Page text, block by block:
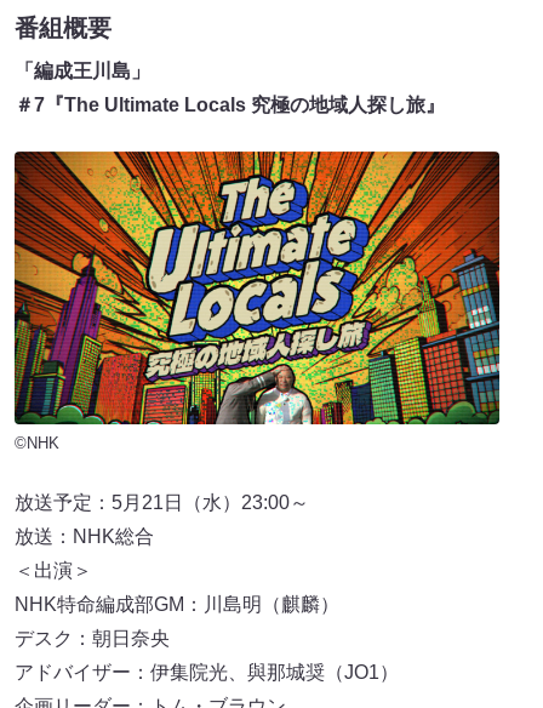
番組概要
「編成王川島」
＃7『The Ultimate Locals 究極の地域人探し旅』
©NHK
放送予定：5月21日（水）23:00～
放送：NHK総合
＜出演＞
NHK特命編成部GM：川島明（麒麟）
デスク：朝日奈央
アドバイザー：伊集院光、與那城奨（JO1）